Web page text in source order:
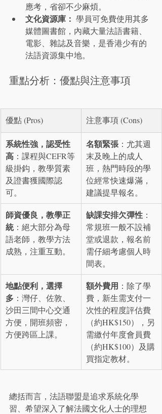
應考，省卻不少麻煩。
文化資源庫： 學員可免費使用其多
媒體圖書館，內藏大量法語書籍、
電影、雜誌及音樂，是香港少有的
法語資源集中地。
重點分析：優點與注意事項
優點 (Pros) 注意事項 (Cons)
系統性強，認受性
高 ：課程與CEFR等
級掛鈎，教學質素
及證書獲國際認
可。
名額緊張 ：尤其週
末及晚上的成人
班，熱門時段的學
位經常快速爆滿，
建議提早報名。
師資優良，教學正
統：絕大部分為母
語老師，教學方法
成熟，注重互動。
缺課安排欠彈性 ：
常規班一般不設補
堂或退款，報名前
需仔細考慮個人時
間表。
地點便利，選擇
多 ：灣仔、佐敦、
沙田三間中心交通
方便，開班頻密，
方便跨區上課。
額外費用 ：除了學
費，新生需支付一
次性的程度評估費
（約HK$150），另
需繳付年度會員費
（約HK$100）及購
買指定教材。
總括而言，法語聯盟是追求系統化學
習、希望深入了解法國文化人士的理想